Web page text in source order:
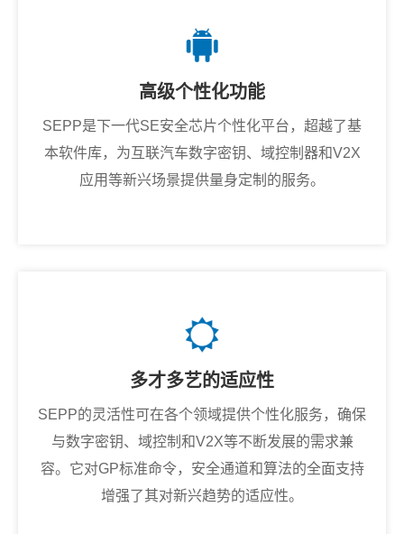
高级个性化功能
SEPP是下一代SE安全芯片个性化平台，超越了基
本软件库，为互联汽车数字密钥、域控制器和V2X
应用等新兴场景提供量身定制的服务。
多才多艺的适应性
SEPP的灵活性可在各个领域提供个性化服务，确保
与数字密钥、域控制和V2X等不断发展的需求兼
容。它对GP标准命令，安全通道和算法的全面支持
增强了其对新兴趋势的适应性。